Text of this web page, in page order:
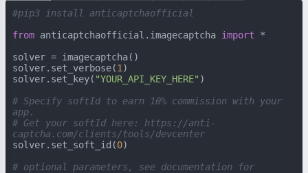
#pip3 install anticaptchaofficial
from anticaptchaofficial.imagecaptcha import *
solver = imagecaptcha()
solver.set_verbose(1 )
solver.set_key( "YOUR_API_KEY_HERE" )
# Specify softId to earn 10% commission with your
app.
# Get your softId here: https://anti-
captcha.com/clients/tools/devcenter
solver.set_soft_id(0)
# optional parameters, see documentation for